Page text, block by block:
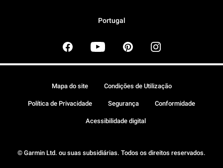
Portugal
© Garmin Ltd. ou suas subsidiárias. Todos os direitos reservados.
Mapa do site Condições de Utilização
Política de Privacidade Segurança Conformidade
Acessibilidade digital